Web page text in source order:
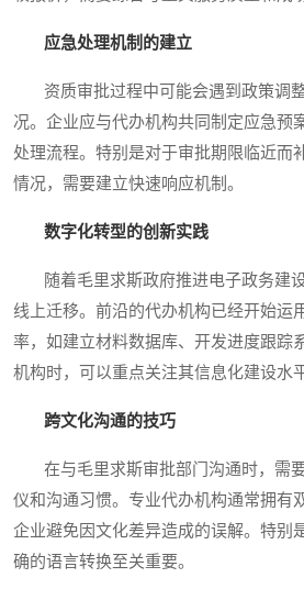
应急处理机制的建立
资质审批过程中可能会遇到政策调
况。企业应与代办机构共同制定应急预
处理流程。特别是对于审批期限临近而
情况，需要建立快速响应机制。
数字化转型的创新实践
随着毛里求斯政府推进电子政务建
线上迁移。前沿的代办机构已经开始运
率，如建立材料数据库、开发进度跟踪
机构时，可以重点关注其信息化建设水平
跨文化沟通的技巧
在与毛里求斯审批部门沟通时，需
仪和沟通习惯。专业代办机构通常拥有
企业避免因文化差异造成的误解。特别
确的语言转换至关重要。